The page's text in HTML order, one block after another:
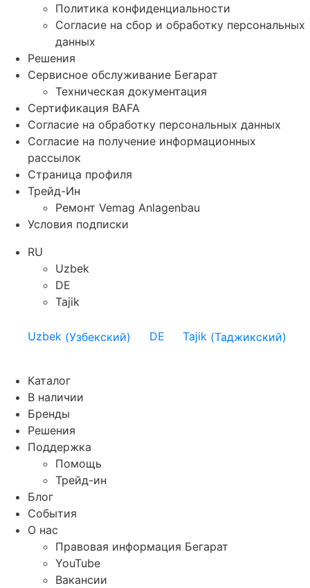
Политика конфиденциальности
Согласие на сбор и обработку персональных
данных
Решения
Сервисное обслуживание Бегарат
Техническая документация
Сертификация BAFA
Согласие на обработку персональных данных
Согласие на получение информационных
рассылок
Страница профиля
Трейд-Ин
Ремонт Vemag Anlagenbau
Условия подписки
RU
Uzbek
DE
Tajik
Uzbek (Узбекский) DE Tajik (Таджикский)
Каталог
В наличии
Бренды
Решения
Поддержка
Помощь
Трейд-ин
Блог
События
О нас
Правовая информация Бегарат
YouTube
Вакансии